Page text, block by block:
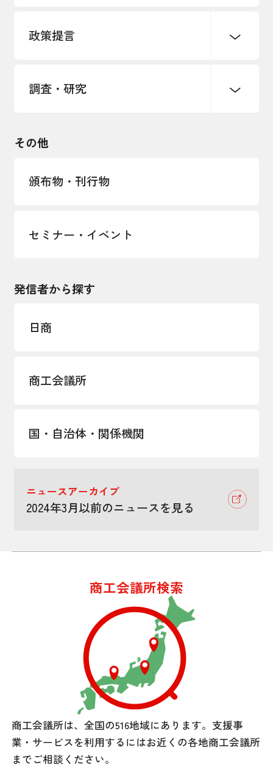
海外情報レポート
安全保障貿易管理・技術流出防止に関す
経営者保証に関するガイドライン
政策提言
中小企業経営
国土強靭化・社会基盤整備・震災復興
調査・研究
LOBO調査
その他
頒布物・刊行物
セミナー・イベント
発信者から探す
日商
商工会議所
国・自治体・関係機関
ニュースアーカイブ
2024年3月以前のニュースを見る
商工会議所検索
商工会議所は、全国の516地域にあります。 支援事
業・サービスを利用するにはお近くの各地商工会議所
までご相談ください。